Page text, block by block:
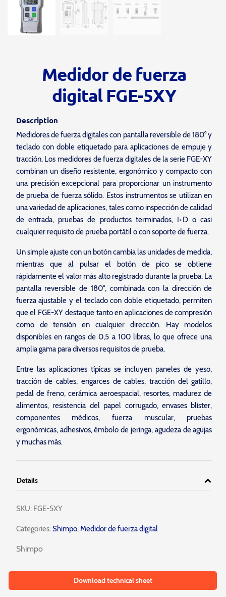
Medidor de fuerza
digital FGE-5XY
Description
Medidores de fuerza digitales con pantalla reversible de 180° y
teclado con doble etiquetado para aplicaciones de empuje y
tracción. Los medidores de fuerza digitales de la serie FGE-XY
combinan un diseño resistente, ergonómico y compacto con
una precisión excepcional para proporcionar un instrumento
de prueba de fuerza sólido. Estos instrumentos se utilizan en
una variedad de aplicaciones, tales como inspección de calidad
de entrada, pruebas de productos terminados, I+D o casi
cualquier requisito de prueba portátil o con soporte de fuerza.
Un simple ajuste con un botón cambia las unidades de medida,
mientras que al pulsar el botón de pico se obtiene
rápidamente el valor más alto registrado durante la prueba. La
pantalla reversible de 180°, combinada con la dirección de
fuerza ajustable y el teclado con doble etiquetado, permiten
que el FGE-XY destaque tanto en aplicaciones de compresión
como de tensión en cualquier dirección. Hay modelos
disponibles en rangos de 0,5 a 100 libras, lo que ofrece una
amplia gama para diversos requisitos de prueba.
Entre las aplicaciones típicas se incluyen paneles de yeso,
tracción de cables, engarces de cables, tracción del gatillo,
pedal de freno, cerámica aeroespacial, resortes, madurez de
alimentos, resistencia del papel corrugado, envases blíster,
componentes médicos, fuerza muscular, pruebas
ergonómicas, adhesivos, émbolo de jeringa, agudeza de agujas
y muchas más.
Details
SKU: FGE-5XY
Categories:Shimpo, Medidor de fuerza digital
Shimpo
Download technical sheet